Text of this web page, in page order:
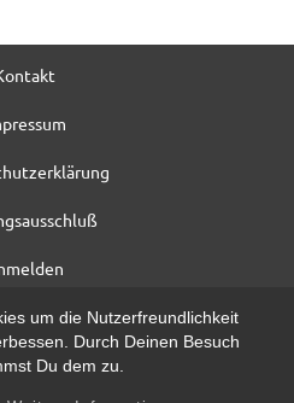
um die Nutzerfreundlichkeit
Durch Deinen Besuch
Du dem zu.